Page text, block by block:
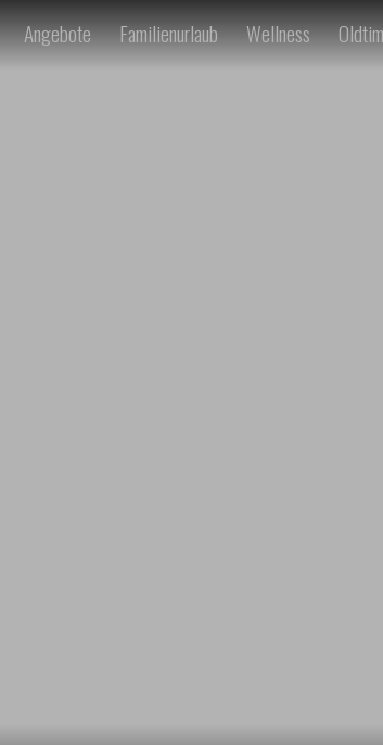
Angebote Familienurlaub Wellness